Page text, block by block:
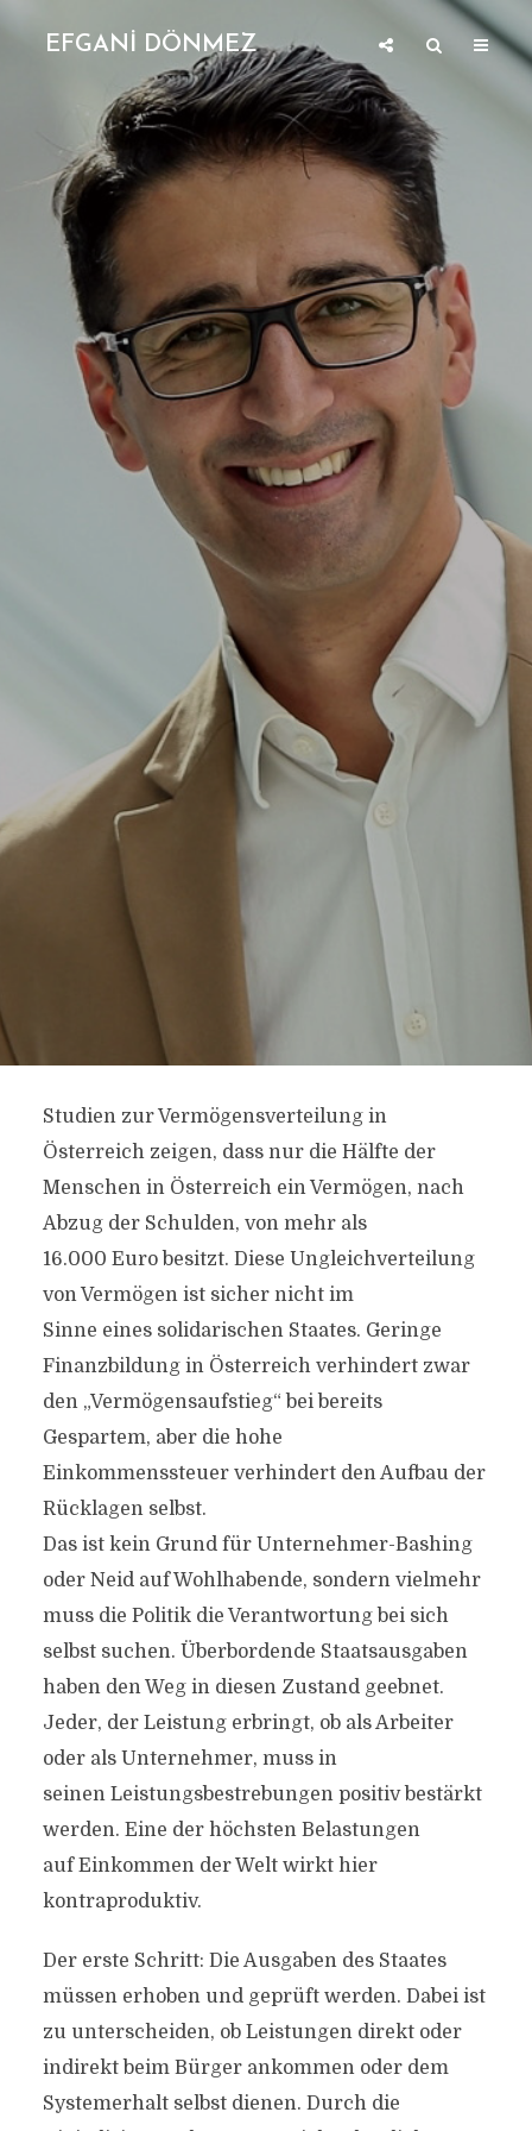
EFGANİ DÖNMEZ
Studien zur Vermögensverteilung in
Österreich zeigen, dass nur die Hälfte der
Menschen in Österreich ein Vermögen, nach
Abzug der Schulden, von mehr als
16.000 Euro besitzt. Diese Ungleichverteilung
von Vermögen ist sicher nicht im
Sinne eines solidarischen Staates. Geringe
Finanzbildung in Österreich verhindert zwar
den „Vermögensaufstieg“ bei bereits
Gespartem, aber die hohe
Einkommenssteuer verhindert den Aufbau der
Rücklagen selbst.
Das ist kein Grund für Unternehmer-Bashing
oder Neid auf Wohlhabende, sondern vielmehr
muss die Politik die Verantwortung bei sich
selbst suchen. Überbordende Staatsausgaben
haben den Weg in diesen Zustand geebnet.
Jeder, der Leistung erbringt, ob als Arbeiter
oder als Unternehmer, muss in
seinen Leistungsbestrebungen positiv bestärkt
werden. Eine der höchsten Belastungen
auf Einkommen der Welt wirkt hier
kontraproduktiv.
Der erste Schritt: Die Ausgaben des Staates
müssen erhoben und geprüft werden. Dabei ist
zu unterscheiden, ob Leistungen direkt oder
indirekt beim Bürger ankommen oder dem
Systemerhalt selbst dienen. Durch die